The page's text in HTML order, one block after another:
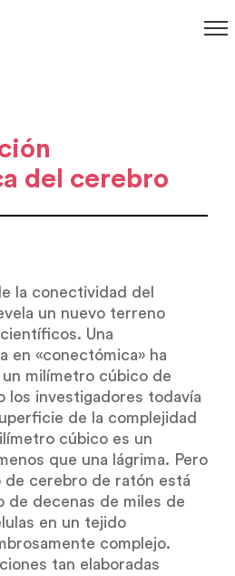
del cerebro
la conectividad del
un nuevo terreno
Una
en «conectómica» ha
milímetro cúbico de
los investigadores todavía
de la complejidad
cúbico es un
que una lágrima. Pero
de cerebro de ratón está
de decenas de miles de
en un tejido
complejo.
tan elaboradas